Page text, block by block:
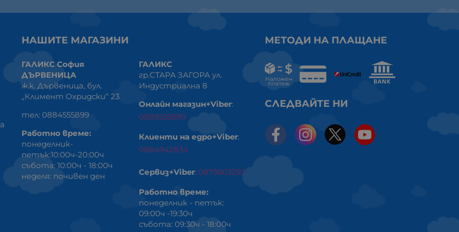
НАШИТЕ МАГАЗИНИ
ГАЛИКС София
ДЪРВЕНИЦА
ж.к. Дървеница, бул.
„Климент Охридски“ 23
тел: 0884555899
Работно време:
понеделник-
петък:10:00ч-20:00ч
събота: 10:00ч - 18:00ч
неделя: почивен ден
ГАЛИКС
гр.СТАРА ЗАГОРА ул.
Индустриална 8
Онлайн магазин+Viber:
0889555899
Клиенти на едро+Viber:
0884942834
Сервиз+Viber: 0879603293
Работно време:
понеделник - петък:
09:00ч -19:30ч
събота: 09:30ч - 18:00ч
МЕТОДИ НА ПЛАЩАНЕ
СЛЕДВАЙТЕ НИ